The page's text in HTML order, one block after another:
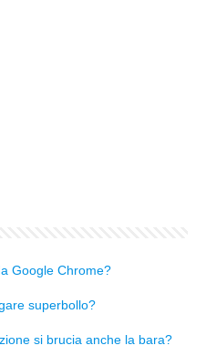
Google Chrome?
superbollo?
si brucia anche la bara?